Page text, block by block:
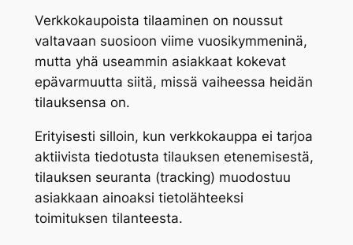
Verkkokaupoista tilaaminen on noussut
valtavaan suosioon viime vuosikymmeninä,
mutta yhä useammin asiakkaat kokevat
epävarmuutta siitä, missä vaiheessa heidän
tilauksensa on.
Erityisesti silloin, kun verkkokauppa ei tarjoa
aktiivista tiedotusta tilauksen etenemisestä,
tilauksen seuranta (tracking) muodostuu
asiakkaan ainoaksi tietolähteeksi
toimituksen tilanteesta.